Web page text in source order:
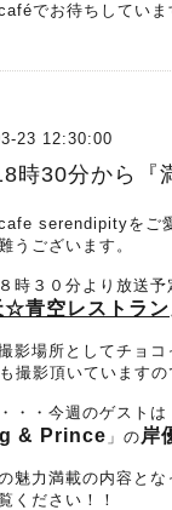
でお待ちしてい
23 12:30:00
時30分から『
serendipityをご
うございます。
時３０分より放送予
☆青空レストラン
影場所としてチョコ
撮影頂いていますの
・・今週のゲストは
& Prince 」の 岸
魅力満載の内容と
ください！！